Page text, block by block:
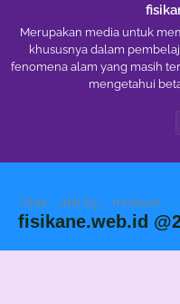
Merupakan media untuk
khususnya dalam
fenomena alam yang masih
mengetahui
Otak - atik by - mr.iksan
fisikane.web.id